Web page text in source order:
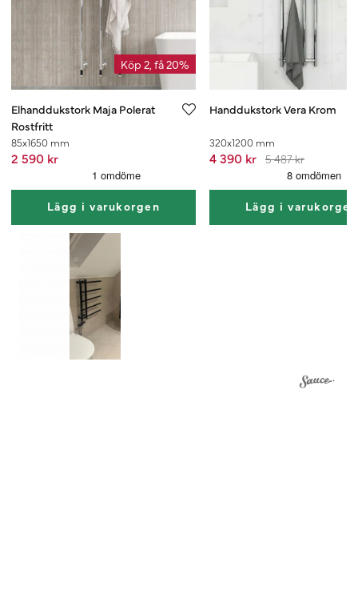
Köp 2, få 20%
Elhanddukstork Maja Polerat
Rostfritt
85x1650 mm
2 590 kr
Lägg i varukorgen
Handdukstork Vera Krom
320x1200 mm
4 390 kr 5 487 kr
Lägg i varukorgen